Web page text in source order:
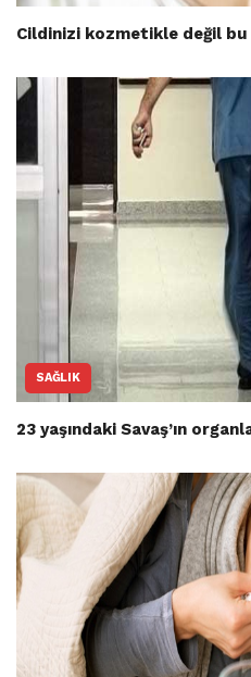
Cildinizi kozmetikle değil
SAĞLIK
23 yaşındaki Savaş’ın